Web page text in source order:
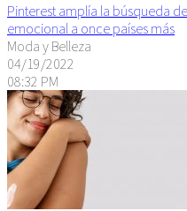
Pinterest amplía la búsqueda
emocional a once países más
Moda y Belleza
04/19/2022
08:32 PM